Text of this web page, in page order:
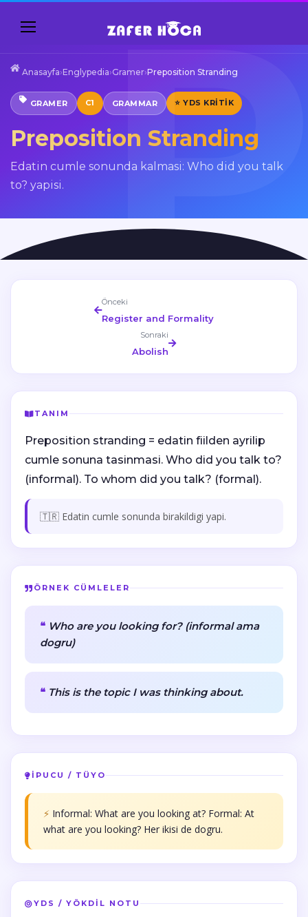
Anasayfa›Englypedia›Gramer›Preposition Stranding
GRAMER C1 GRAMMAR ⭐ YDS KRITIK
Preposition Stranding
Edatin cumle sonunda kalmasi: Who did you talk
to? yapisi.
Önceki
Register and Formality
Sonraki
Abolish
TANIM
Preposition stranding = edatin fiilden ayrilip
cumle sonuna tasinmasi. Who did you talk to?
(informal). To whom did you talk? (formal).
🇹🇷 Edatin cumle sonunda birakildigi yapi.
ÖRNEK CÜMLELER
Who are you looking for? (informal ama
dogru)
This is the topic I was thinking about.
İPUCU / TÜYO
⚡ Informal: What are you looking at? Formal: At
what are you looking? Her ikisi de dogru.
YDS / YÖKDİL NOTU